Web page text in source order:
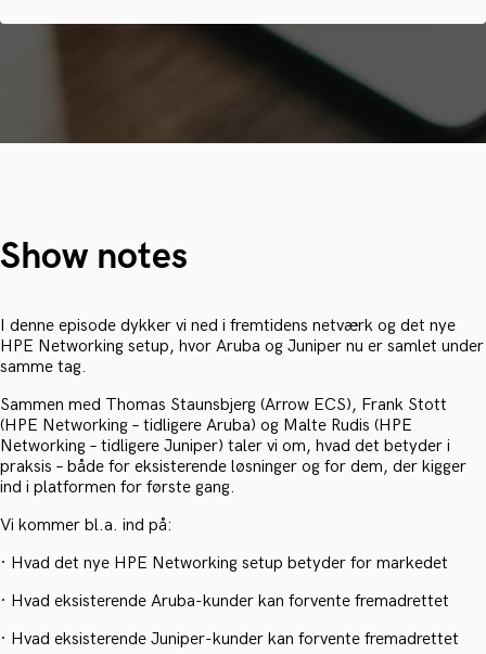
Show notes
I denne episode dykker vi ned i fremtidens netværk og det nye
HPE Networking setup, hvor Aruba og Juniper nu er samlet under
samme tag.
Sammen med Thomas Staunsbjerg (Arrow ECS), Frank Stott
(HPE Networking – tidligere Aruba) og Malte Rudis (HPE
Networking – tidligere Juniper) taler vi om, hvad det betyder i
praksis – både for eksisterende løsninger og for dem, der kigger
ind i platformen for første gang.
Vi kommer bl.a. ind på:
· Hvad det nye HPE Networking setup betyder for markedet
· Hvad eksisterende Aruba-kunder kan forvente fremadrettet
· Hvad eksisterende Juniper-kunder kan forvente fremadrettet